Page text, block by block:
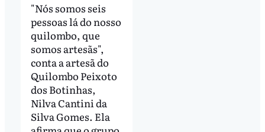
"Nós somos seis
pessoas lá do nosso
quilombo, que
somos artesãs",
conta a artesã do
Quilombo Peixoto
dos Botinhas,
Nilva Cantini da
Silva Gomes. Ela